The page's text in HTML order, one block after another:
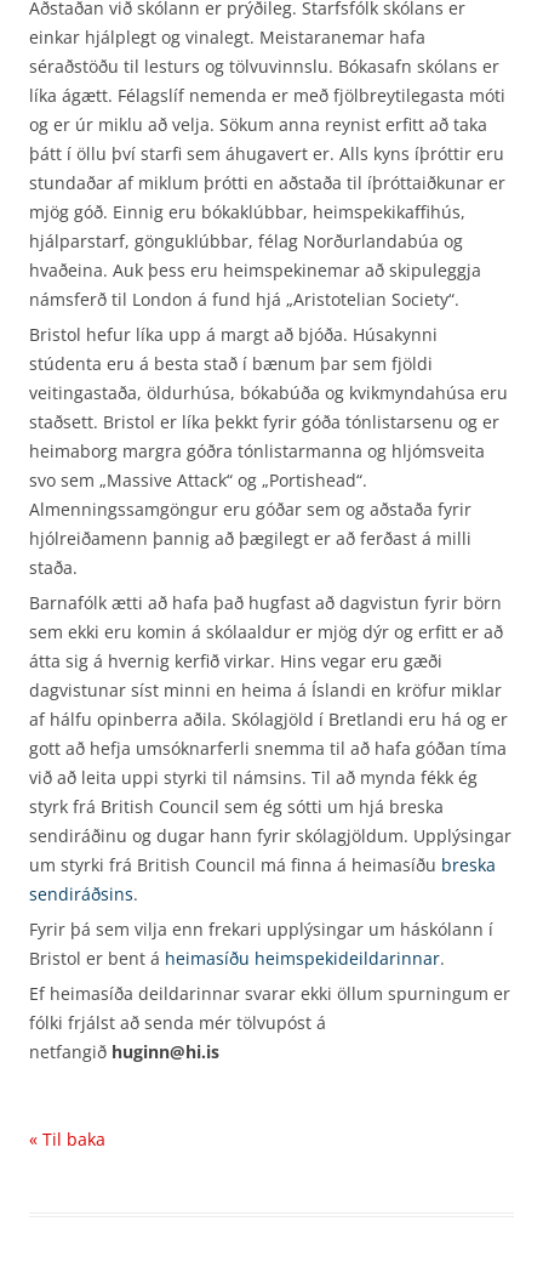
Aðstaðan við skólann er prýðileg. Starfsfólk skólans er
einkar hjálplegt og vinalegt. Meistaranemar hafa
séraðstöðu til lesturs og tölvuvinnslu. Bókasafn skólans er
líka ágætt. Félagslíf nemenda er með fjölbreytilegasta móti
og er úr miklu að velja. Sökum anna reynist erfitt að taka
þátt í öllu því starfi sem áhugavert er. Alls kyns íþróttir eru
stundaðar af miklum þrótti en aðstaða til íþróttaiðkunar er
mjög góð. Einnig eru bókaklúbbar, heimspekikaffihús,
hjálparstarf, gönguklúbbar, félag Norðurlandabúa og
hvaðeina. Auk þess eru heimspekinemar að skipuleggja
námsferð til London á fund hjá „Aristotelian Society“.
Bristol hefur líka upp á margt að bjóða. Húsakynni
stúdenta eru á besta stað í bænum þar sem fjöldi
veitingastaða, öldurhúsa, bókabúða og kvikmyndahúsa eru
staðsett. Bristol er líka þekkt fyrir góða tónlistarsenu og er
heimaborg margra góðra tónlistarmanna og hljómsveita
svo sem „Massive Attack“ og „Portishead“.
Almenningssamgöngur eru góðar sem og aðstaða fyrir
hjólreiðamenn þannig að þægilegt er að ferðast á milli
staða.
Barnafólk ætti að hafa það hugfast að dagvistun fyrir börn
sem ekki eru komin á skólaaldur er mjög dýr og erfitt er að
átta sig á hvernig kerfið virkar. Hins vegar eru gæði
dagvistunar síst minni en heima á Íslandi en kröfur miklar
af hálfu opinberra aðila. Skólagjöld í Bretlandi eru há og er
gott að hefja umsóknarferli snemma til að hafa góðan tíma
við að leita uppi styrki til námsins. Til að mynda fékk ég
styrk frá British Council sem ég sótti um hjá breska
sendiráðinu og dugar hann fyrir skólagjöldum. Upplýsingar
um styrki frá British Council má finna á heimasíðu breska
sendiráðsins.
Fyrir þá sem vilja enn frekari upplýsingar um háskólann í
Bristol er bent á heimasíðu heimspekideildarinnar.
Ef heimasíða deildarinnar svarar ekki öllum spurningum er
fólki frjálst að senda mér tölvupóst á
netfangið huginn@hi.is
« Til baka